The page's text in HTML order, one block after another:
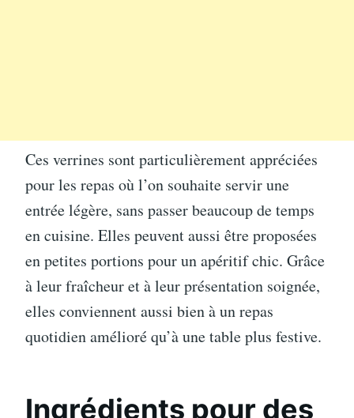
Ces verrines sont particulièrement appréciées
pour les repas où l’on souhaite servir une
entrée légère, sans passer beaucoup de temps
en cuisine. Elles peuvent aussi être proposées
en petites portions pour un apéritif chic. Grâce
à leur fraîcheur et à leur présentation soignée,
elles conviennent aussi bien à un repas
quotidien amélioré qu’à une table plus festive.
Ingrédients pour des